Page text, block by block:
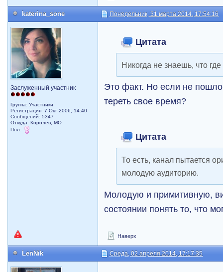
katerina_sone Понедельник, 31 марта 2014, 17:54:16
Заслуженный участник
Группа: Участники
Регистрация: 7 Окт 2006, 14:40
Сообщений: 5347
Откуда: Королев, МО
Пол:
Цитата
Никогда не знаешь, что
Это факт. Но если не
тереть свое время?
Цитата
То есть, канал пытается
молодую аудиторию.
Молодую и примитивную,
состоянии понять то, что
Наверх
LenNik Среда, 02 апреля 2014, 17:17:35